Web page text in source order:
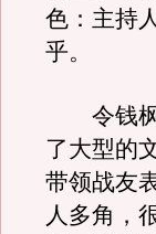
色：主持
乎。
令钱枫
了大型的
带领战友
人多角，